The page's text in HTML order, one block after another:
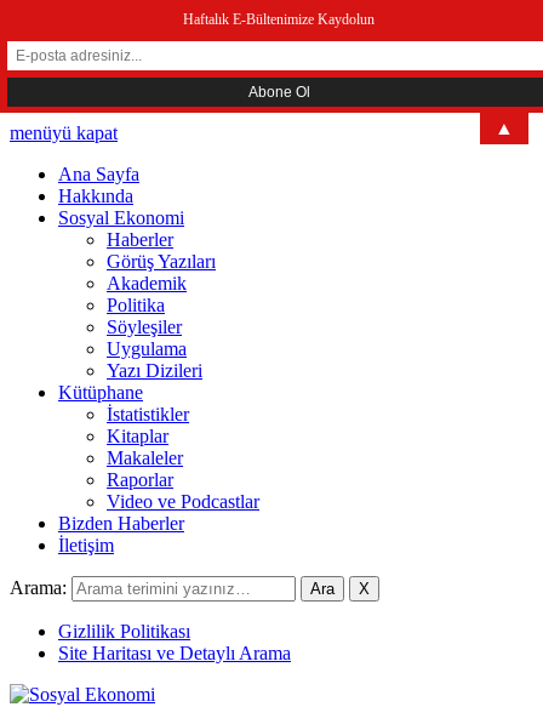
menüyü kapat
Ana Sayfa
Hakkında
Sosyal Ekonomi
Haberler
Görüş Yazıları
Akademik
Politika
Söyleşiler
Uygulama
Yazı Dizileri
Kütüphane
İstatistikler
Kitaplar
Makaleler
Raporlar
Video ve Podcastlar
Bizden Haberler
İletişim
Arama: X
Gizlilik Politikası
Site Haritası ve Detaylı Arama
Haftalık E-Bültenimize Kaydolun
▲